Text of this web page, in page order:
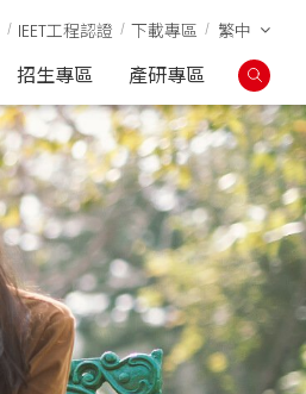
IEET工程認證 下載專區 繁中
招生專區 產研專區